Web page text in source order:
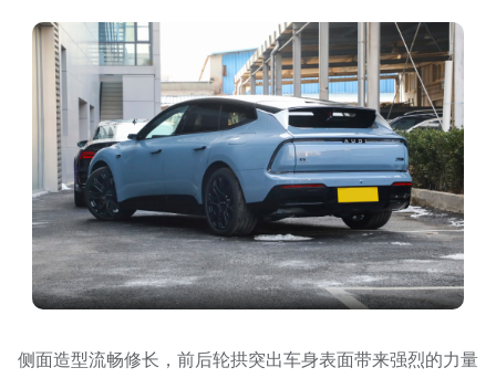
侧面造型流畅修长，前后轮拱突出车身表面带来强烈的力量